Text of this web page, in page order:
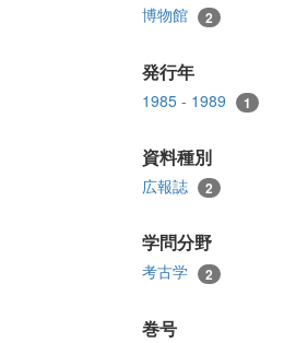
博物館 2
発行年
1985 - 1989 1
資料種別
広報誌 2
学問分野
考古学 2
巻号